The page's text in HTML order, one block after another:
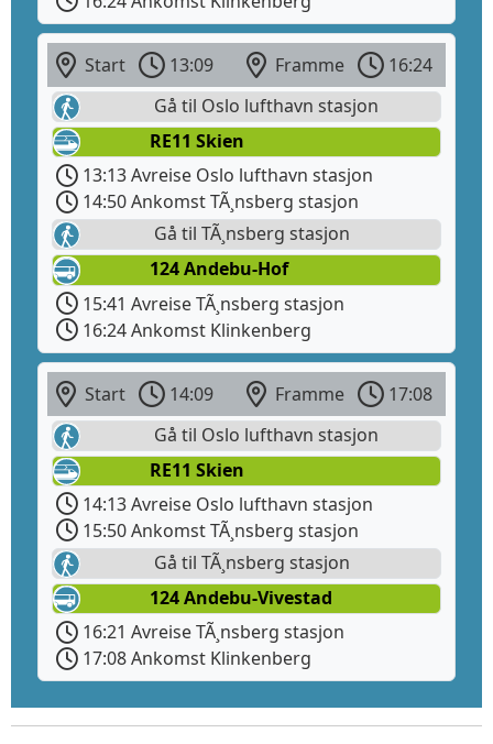
Start 13:09 Framme
16:24
Gå til Oslo lufthavn stasjon
RE11 Skien
13:13 Avreise Oslo lufthavn stasjon
14:50 Ankomst TÃ¸nsberg stasjon
Gå til TÃ¸nsberg stasjon
124 Andebu-Hof
15:41 Avreise TÃ¸nsberg stasjon
16:24 Ankomst Klinkenberg
Start 14:09 Framme
17:08
Gå til Oslo lufthavn stasjon
RE11 Skien
14:13 Avreise Oslo lufthavn stasjon
15:50 Ankomst TÃ¸nsberg stasjon
Gå til TÃ¸nsberg stasjon
124 Andebu-Vivestad
16:21 Avreise TÃ¸nsberg stasjon
17:08 Ankomst Klinkenberg